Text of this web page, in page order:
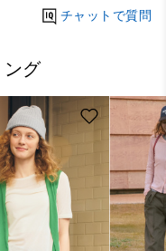
チャットで質問
グ